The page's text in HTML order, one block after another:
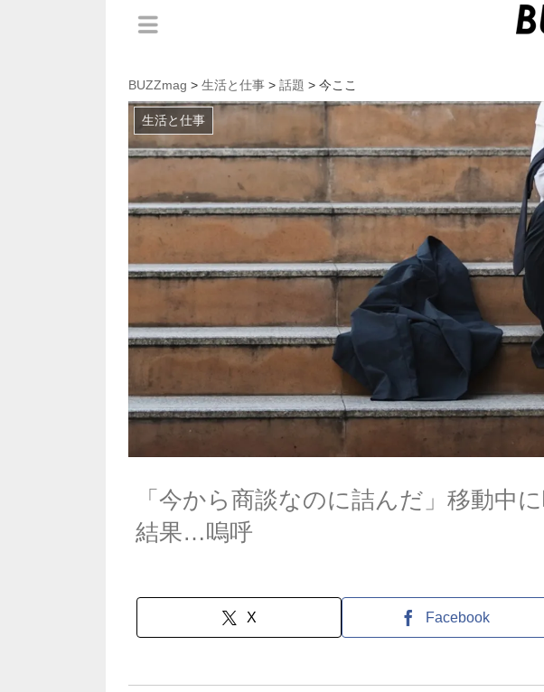
BUZZmag > 生活と仕事 > 話題 > 今ここ
生活と仕事
「今から商談なのに詰んだ」移動中
結果…嗚呼
X Facebook